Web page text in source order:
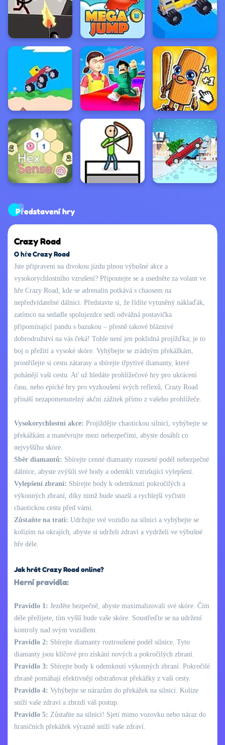
Představení hry
Crazy Road
O hře Crazy Road
Jste připraveni na divokou jízdu plnou výbušné akce a
vysokorychlostního vzrušení? Připoutejte se a usedněte za volant ve
hře Crazy Road, kde se adrenalin potkává s chaosem na
nepředvídatelné dálnici. Představte si, že řídíte vytuněný náklaďák,
zatímco na sedadle spolujezdce sedí odvážná postavička
připomínající pandu s bazukou – přesně takové bláznivé
dobrodružství na vás čeká! Tohle není jen poklidná projížďka; je to
boj o přežití a vysoké skóre. Vyhýbejte se zrádným překážkám,
prostřílejte si cestu zátarasy a sbírejte třpytivé diamanty, které
pohánějí vaši cestu. Ať už hledáte prohlížečové hry pro ukrácení
času, nebo epické hry pro vyzkoušení svých reflexů, Crazy Road
přináší nezapomenutelný akční zážitek přímo z vašeho prohlížeče.
Vysokorychlostní akce: Projíždějte chaotickou silnicí, vyhýbejte se
překážkám a manévrujte mezi nebezpečími, abyste dosáhli co
nejvyššího skóre.
Sběr diamantů: Sbírejte cenné diamanty rozeseté podél nebezpečné
dálnice, abyste zvýšili své body a odemkli vzrušující vylepšení.
Vylepšení zbraní: Sbírejte body k odemknutí pokročilých a
výkonných zbraní, díky nimž bude snazší a rychlejší vyčistit
chaotickou cestu před vámi.
Zůstaňte na trati: Udržujte své vozidlo na silnici a vyhýbejte se
kolizím na okrajích, abyste si udrželi zdraví a vydrželi ve výbušné
hře déle.
Jak hrát Crazy Road online?
Herní pravidla:
Pravidlo 1: Jezděte bezpečně, abyste maximalizovali své skóre. Čím
déle přežijete, tím vyšší bude vaše skóre. Soustřeďte se na udržení
kontroly nad svým vozidlem.
Pravidlo 2: Sbírejte diamanty roztroušené podél silnice. Tyto
diamanty jsou klíčové pro získání nových a pokročilých zbraní.
Pravidlo 3: Sbírejte body k odemknutí výkonných zbraní. Pokročilé
zbraně pomáhají efektivněji odstraňovat překážky z vaší cesty.
Pravidlo 4: Vyhýbejte se nárazům do překážek na silnici. Kolize
sníží vaše zdraví a zbrzdí váš postup.
Pravidlo 5: Zůstaňte na silnici! Sjetí mimo vozovku nebo náraz do
hraničních překážek výrazně sníží vaše zdraví.